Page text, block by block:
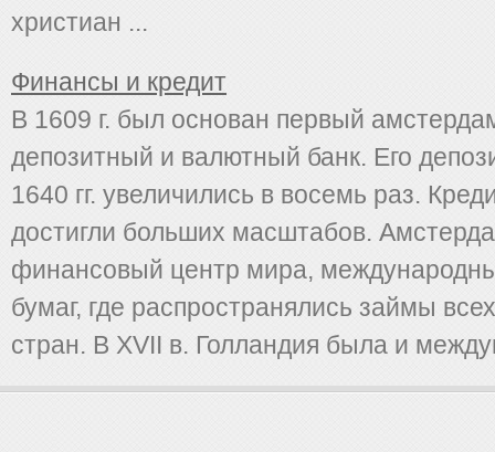
христиан ...
Финансы и кредит
В 1609 г. был основан первый
депозитный и валютный банк. Его
1640 гг. увеличились в восемь раз.
достигли больших масштабов.
финансовый центр мира,
бумаг, где распространялись займы
стран. В XVII в. Голландия была и